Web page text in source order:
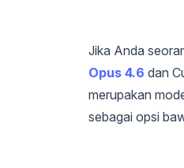
Jika Anda
Opus 4.6 dan
merupakan
sebagai opsi